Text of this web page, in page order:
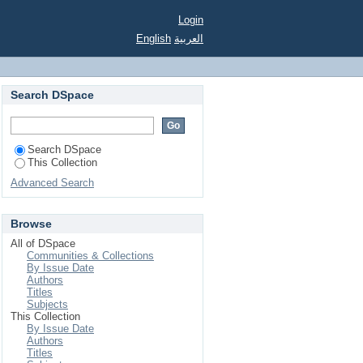
Login
English العربية
Search DSpace
Search DSpace
This Collection
Advanced Search
Browse
All of DSpace
Communities & Collections
By Issue Date
Authors
Titles
Subjects
This Collection
By Issue Date
Authors
Titles